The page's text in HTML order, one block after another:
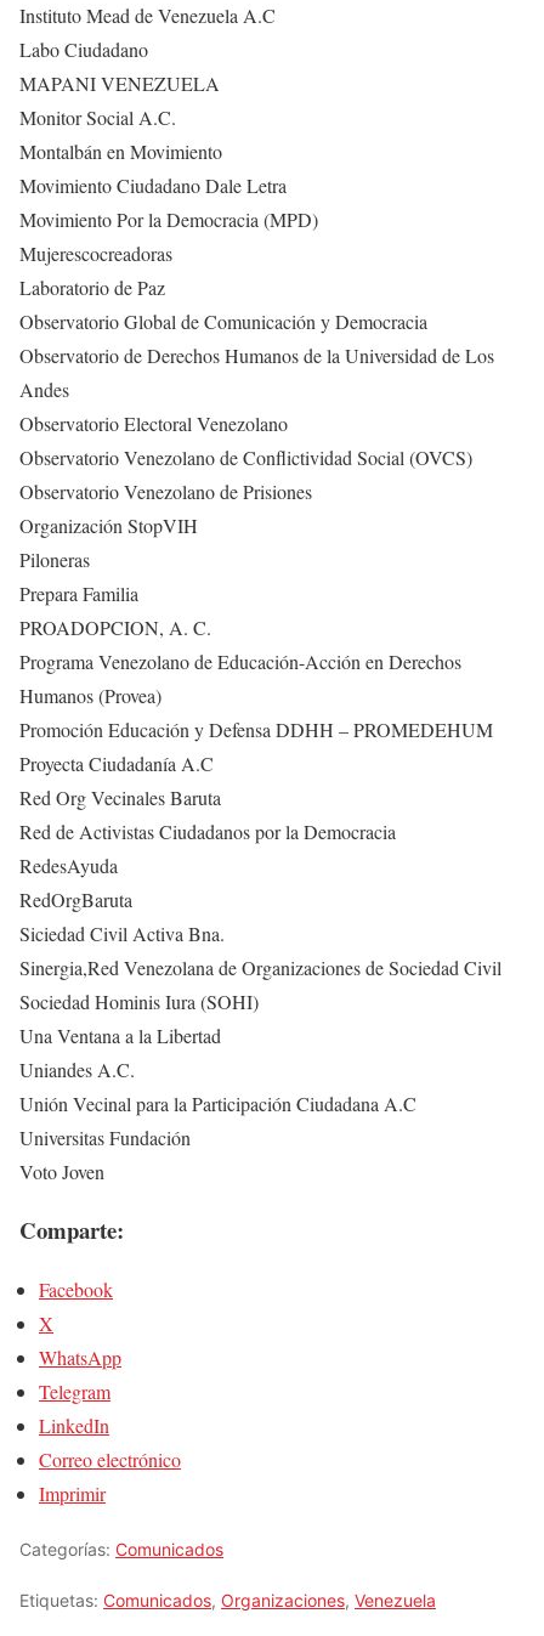
Instituto Mead de Venezuela A.C
Labo Ciudadano
MAPANI VENEZUELA
Monitor Social A.C.
Montalbán en Movimiento
Movimiento Ciudadano Dale Letra
Movimiento Por la Democracia (MPD)
Mujerescocreadoras
Laboratorio de Paz
Observatorio Global de Comunicación y Democracia
Observatorio de Derechos Humanos de la Universidad de Los
Andes
Observatorio Electoral Venezolano
Observatorio Venezolano de Conflictividad Social (OVCS)
Observatorio Venezolano de Prisiones
Organización StopVIH
Piloneras
Prepara Familia
PROADOPCION, A. C.
Programa Venezolano de Educación-Acción en Derechos
Humanos (Provea)
Promoción Educación y Defensa DDHH – PROMEDEHUM
Proyecta Ciudadanía A.C
Red Org Vecinales Baruta
Red de Activistas Ciudadanos por la Democracia
RedesAyuda
RedOrgBaruta
Siciedad Civil Activa Bna.
Sinergia,Red Venezolana de Organizaciones de Sociedad Civil
Sociedad Hominis Iura (SOHI)
Una Ventana a la Libertad
Uniandes A.C.
Unión Vecinal para la Participación Ciudadana A.C
Universitas Fundación
Voto Joven
Comparte:
Facebook
X
WhatsApp
Telegram
LinkedIn
Correo electrónico
Imprimir
Categorías: Comunicados
Etiquetas: Comunicados, Organizaciones, Venezuela